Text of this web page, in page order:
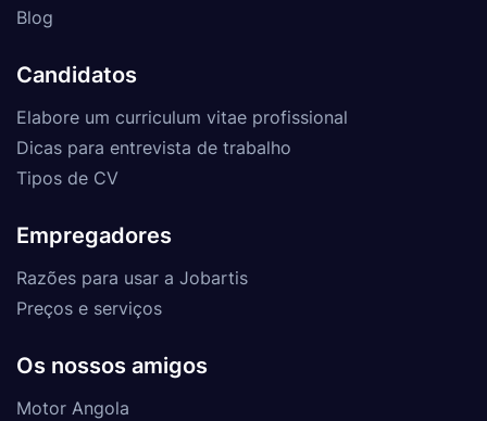
Blog
Candidatos
Elabore um curriculum vitae profissional
Dicas para entrevista de trabalho
Tipos de CV
Empregadores
Razões para usar a Jobartis
Preços e serviços
Os nossos amigos
Motor Angola